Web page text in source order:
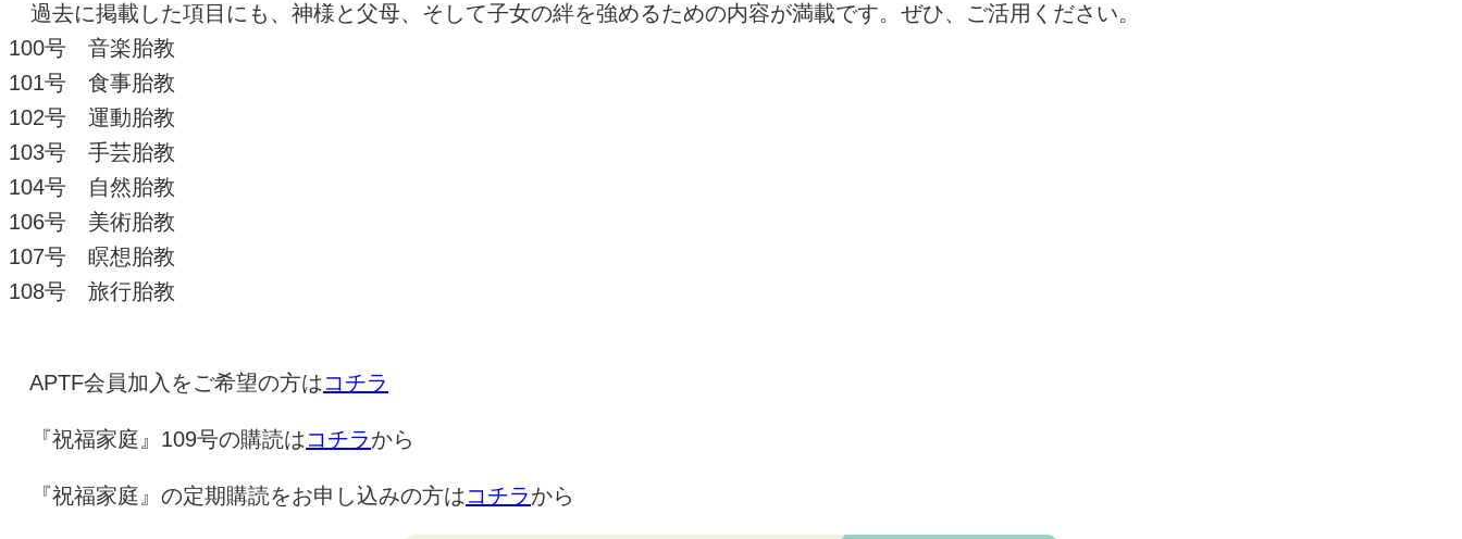
過去に掲載した項目にも、神様と父母、そして子女の絆を強めるための内容が満載です。ぜひ、ご活用ください。
100号 音楽胎教
101号 食事胎教
102号 運動胎教
103号 手芸胎教
104号 自然胎教
106号 美術胎教
107号 瞑想胎教
108号 旅行胎教
APTF会員加入をご希望の方は コチラ
『祝福家庭』 109号の購読は コチラから
『祝福家庭』の定期購読をお申し込みの方は コチラから